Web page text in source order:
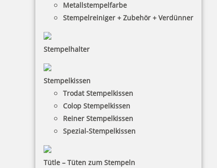
Metallstempelfarbe
Stempelreiniger + Zubehör + Verdünner
Stempelhalter
Stempelkissen
Trodat Stempelkissen
Colop Stempelkissen
Reiner Stempelkissen
Spezial-Stempelkissen
Tütle – Tüten zum Stempeln
HINWEISE
Versandinformationen
Zahlungsbedingungen
Bestellhinweise